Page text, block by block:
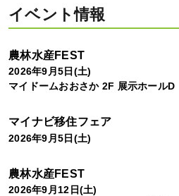
イベント情報
農林水産FEST
2026年9月5日(土)
マイドームおおさか 2F 展示ホールD
マイナビ移住フェア
2026年9月5日(土)
農林水産FEST
2026年9月12日(土)